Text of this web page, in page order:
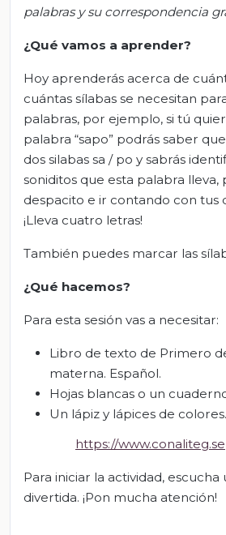
palabras y su correspondencia
¿Qué vamos a aprender?
Hoy aprenderás acerca de
cuántas sílabas se necesitan
palabras, por ejemplo, si tú
palabra “sapo” podrás saber
dos silabas sa / po y sabrás
soniditos que esta palabra lleva,
despacito e ir contando con tus
¡Lleva cuatro letras!
También puedes marcar las
¿Qué hacemos?
Para esta sesión vas a necesitar:
Libro de texto de Primero
materna. Español.
Hojas blancas o un
Un lápiz y lápices de colores.
https://
Para iniciar la actividad,
divertida. ¡Pon mucha atención!